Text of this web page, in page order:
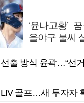
‘윤나고황’
을야구 불씨
출 방식 윤곽…“선
골프…새 투자자